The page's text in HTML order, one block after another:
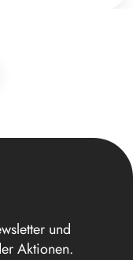
und
Aktionen.